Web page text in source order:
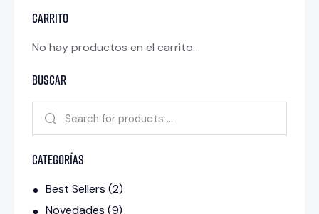
CARRITO
No hay productos en el carrito.
Buscar
Categorías
Best Sellers (2)
Novedades (9)